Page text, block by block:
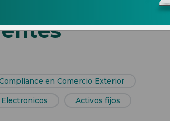
en Comercio Exterior
Activos fijos